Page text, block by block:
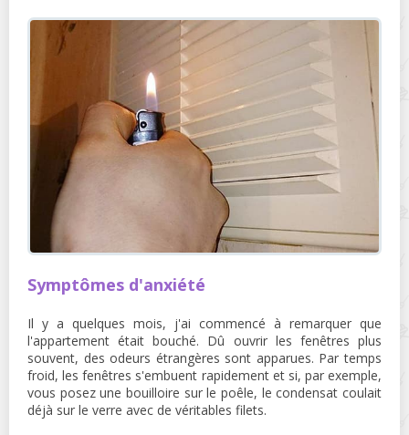
Symptômes d'anxiété
Il y a quelques mois, j'ai commencé à remarquer que
l'appartement était bouché. Dû ouvrir les fenêtres plus
souvent, des odeurs étrangères sont apparues. Par temps
froid, les fenêtres s'embuent rapidement et si, par exemple,
vous posez une bouilloire sur le poêle, le condensat coulait
déjà sur le verre avec de véritables filets.